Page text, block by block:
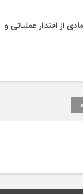
از اقتدار عملیاتی و